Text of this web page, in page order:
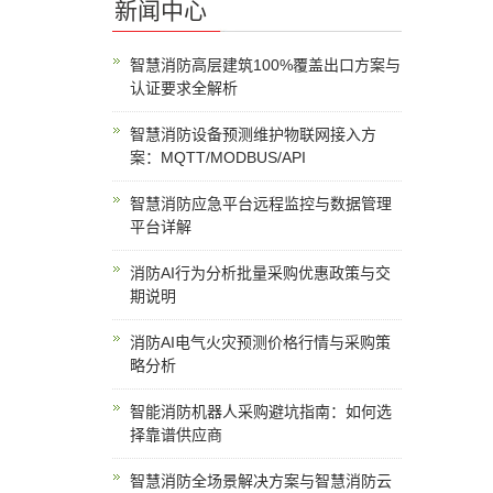
新闻中心
智慧消防高层建筑100%覆盖出口方案与
认证要求全解析
智慧消防设备预测维护物联网接入方
案：MQTT/MODBUS/API
智慧消防应急平台远程监控与数据管理
平台详解
消防AI行为分析批量采购优惠政策与交
期说明
消防AI电气火灾预测价格行情与采购策
略分析
智能消防机器人采购避坑指南：如何选
择靠谱供应商
智慧消防全场景解决方案与智慧消防云